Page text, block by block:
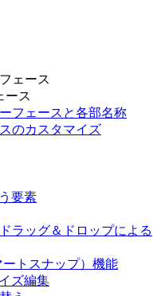
ェース
ース
フェースと各部名称
のカスタマイズ
要素
ラッグ＆ドロップによる
ートスナップ）機能
ズ編集